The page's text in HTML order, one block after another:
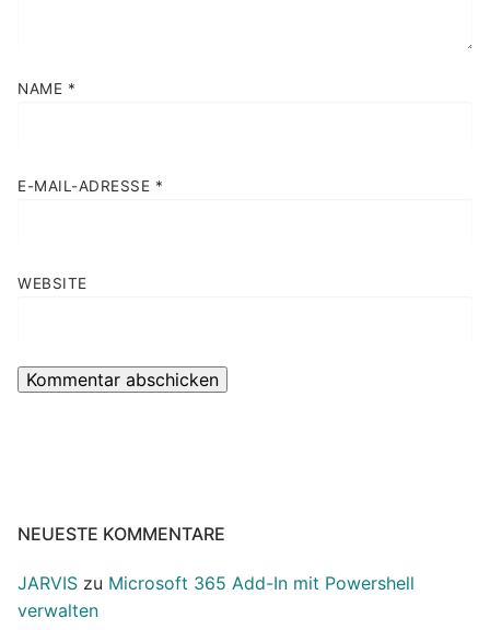
NAME *
E-MAIL-ADRESSE *
WEBSITE
NEUESTE KOMMENTARE
JARVIS zu Microsoft 365 Add-In mit Powershell
verwalten